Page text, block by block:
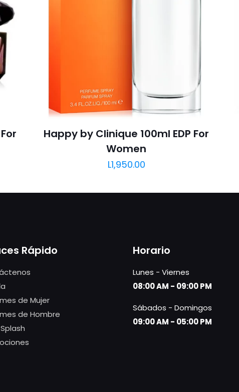
Happy by Clinique 100ml EDP For
Women
L1,950.00
Rápido
de Mujer
de Hombre
Horario
Lunes - Viernes
08:00 AM - 09:00 PM
Sábados - Domingos
09:00 AM - 05:00 PM